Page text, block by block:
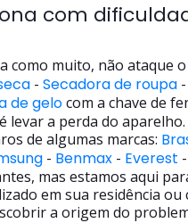
com
como muito, não ataque
- Secadora de roupa-
de gelocom a chave de
levar a perda do aparelho.
de algumas marcas:
- Benmax- Everest -
mas estamos aqui
em sua residência
a origem do